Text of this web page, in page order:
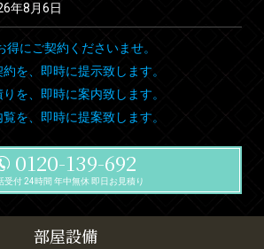
年8月6日
得にご契約くださいませ。
を、即時に提示致します。
を、即時に案内致します。
を、即時に提案致します。
0120-139-692
受付 24時間 年中無休 即日お見積り
部屋設備